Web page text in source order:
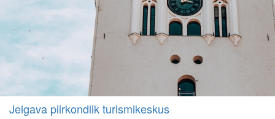
Jelgava piirkondlik turismikeskus